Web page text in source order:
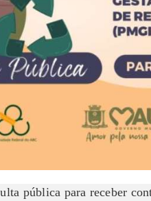
pública para receber